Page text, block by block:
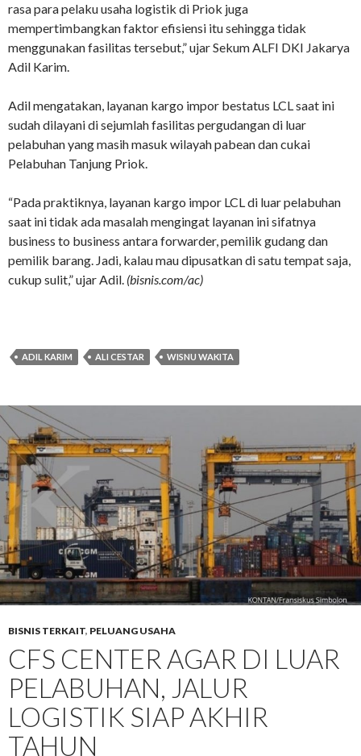
rasa para pelaku usaha logistik di Priok juga
mempertimbangkan faktor efisiensi itu sehingga tidak
menggunakan fasilitas tersebut,” ujar Sekum ALFI DKI Jakarya
Adil Karim.
Adil mengatakan, layanan kargo impor bestatus LCL saat ini
sudah dilayani di sejumlah fasilitas pergudangan di luar
pelabuhan yang masih masuk wilayah pabean dan cukai
Pelabuhan Tanjung Priok.
“Pada praktiknya, layanan kargo impor LCL di luar pelabuhan
saat ini tidak ada masalah mengingat layanan ini sifatnya
business to business antara forwarder, pemilik gudang dan
pemilik barang. Jadi, kalau mau dipusatkan di satu tempat saja,
cukup sulit,” ujar Adil. (bisnis.com/ac)
ADIL KARIM ALI CESTAR WISNU WAKITA
BISNIS TERKAIT, PELUANG USAHA
CFS CENTER AGAR DI LUAR
PELABUHAN, JALUR
LOGISTIK SIAP AKHIR
TAHUN